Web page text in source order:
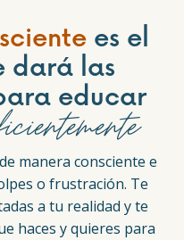
es el
dará las
educar
manera consciente e
o frustración. Te
a tu realidad y te
haces y quieres para